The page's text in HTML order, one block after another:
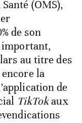
(OMS),
de son
important,
au titre des
la
de
TikTokaux